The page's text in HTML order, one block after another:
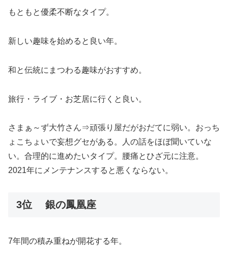
もともと優柔不断なタイプ。
新しい趣味を始めると良い年。
和と伝統にまつわる趣味がおすすめ。
旅行・ライブ・お芝居に行くと良い。
さまぁ～ず大竹さん⇒頑張り屋だがおだてに弱い。おっち
ょこちょいで妄想グセがある。人の話をほぼ聞いていな
い。合理的に進めたいタイプ。腰痛とひざ元に注意。
2021年にメンテナンスすると悪くならない。
3位 銀の鳳凰座
7年間の積み重ねが開花する年。